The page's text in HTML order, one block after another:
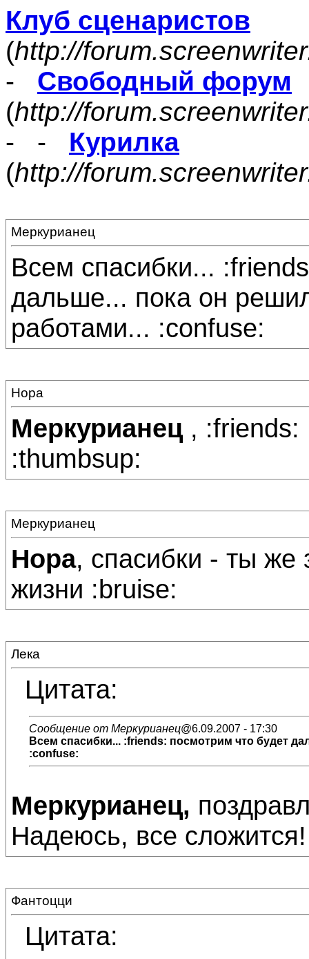
Клуб сценаристов
(http://
- Свободный форум
(http://
- - Курилка
(http://
Меркурианец
Всем спасибки...
дальше... пока он
работами... :confuse:
Нора
Меркурианец , :friends:
:thumbsup:
Меркурианец
Нора, спасибки - ты же
жизни :bruise:
Лека
Цитата:
Сообщение от Меркурианец@6.09.2007 - 17:30
Всем спасибки... :friends: посмотрим что будет
:confuse:
Меркурианец,
Надеюсь, все
Фантоцци
Цитата: